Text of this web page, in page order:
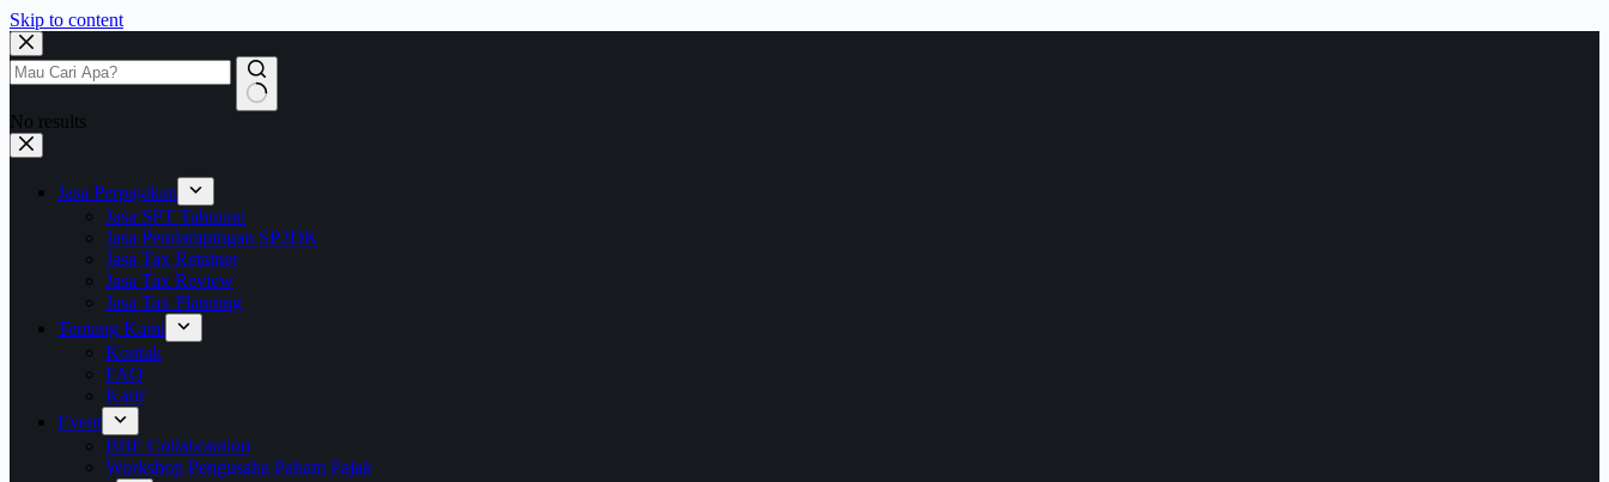
Skip to content
No results
Jasa Perpajakan
Jasa SPT Tahunan
Jasa Pendampingan SP2DK
Jasa Tax Retainer
Jasa Tax Review
Jasa Tax Planning
Tentang Kami
Kontak
FAQ
Karir
Event
BBF Collaboration
Workshop Pengusaha Paham Pajak